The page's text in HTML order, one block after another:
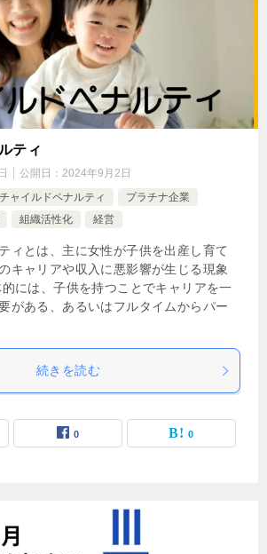
ティ
公開日： 2024年9月2日
チャイルドペナルティ
プラチナ企業
組織活性化 経営
ィとは、主に女性が子供を出産し育て
キャリアや収入に悪影響が生じる現象
には、子供を持つことでキャリアを一
がある、あるいはフルタイムからパー
続きを読む
0 0